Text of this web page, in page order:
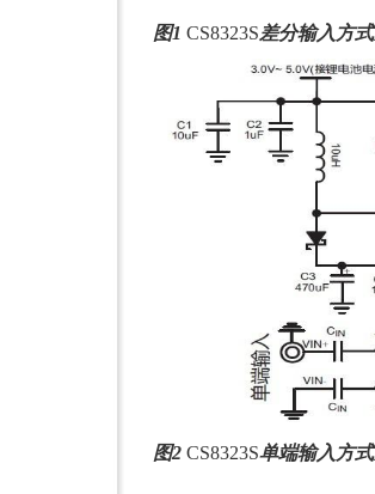
图1CS8323S差分输入方
图2CS8323S单端输入方